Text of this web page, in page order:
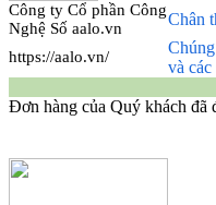
Công ty Cổ phần Công
Nghệ Số aalo.vn
Chân
https://aalo.vn/
và các
Đơn hàng của Quý khách đã